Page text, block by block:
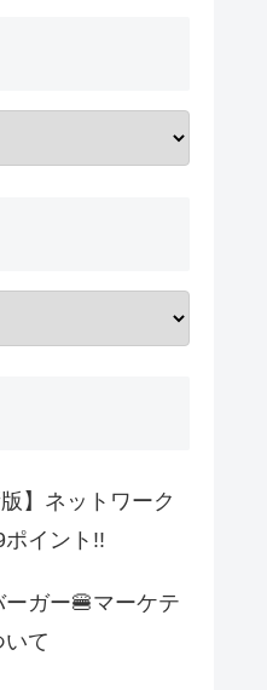
】ネットワーク
ポイント!!
ーガー🍔マーケテ
いて